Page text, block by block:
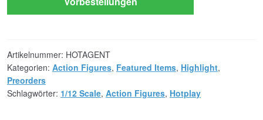
Artikelnummer: HOTAGENT
Kategorien: Action Figures, Featured Items, Highlight,
Preorders
Schlagwörter: 1/12 Scale, Action Figures, Hotplay